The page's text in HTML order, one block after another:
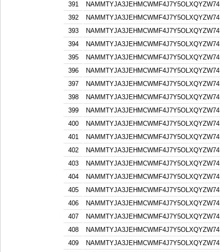
391
392
393
394
395
396
397
398
399
400
401
402
403
404
405
406
407
408
409